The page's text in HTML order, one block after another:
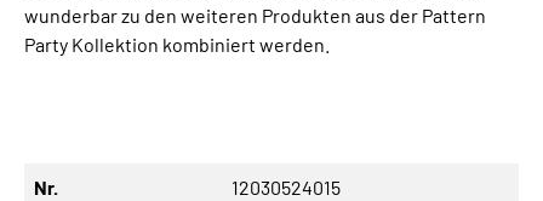
wunderbar zu den weiteren Produkten aus der Pattern
Party Kollektion kombiniert werden.
Nr. 12030524015